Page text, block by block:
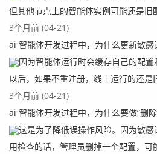
但其他节点上的智能体实例可能还是旧
3个月前 (04-21)
ai 智能体开发过程中，为什么更新敏感
因为智能体运行时会缓存自己的配
以后，如果不重注册，线上运行的还是
3个月前 (04-21)
ai 智能体开发过程中，为什么要做“删
这是为了降低误操作风险。因为敏
用检查的话，管理员删掉一个配置，可